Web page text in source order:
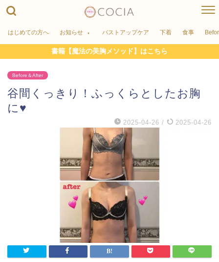
はじめての方へ お知らせ バストアップケア 下着 食事
書籍【魔法の美胸メソッド】はこちら
Before＆After
谷間くっきり！ふっくらとしたお胸
に♥
2025-04-26 / 2025-04-26